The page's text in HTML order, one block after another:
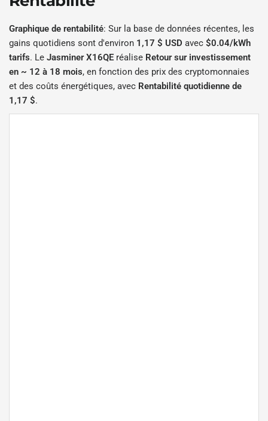
Graphique de rentabilité: Sur la base de données récentes, les
gains quotidiens sont d'environ 1,17 $ USD avec$0.04/kWh
tarifs. LeJasminer X16QE réalise Retour sur investissement
en ~ 12 à 18 mois, en fonction des prix des cryptomonnaies
et des coûts énergétiques, avec Rentabilité quotidienne de
1,17 $.